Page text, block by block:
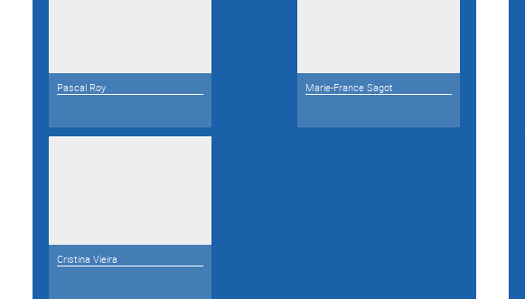
Pascal Roy Marie-France Sagot
Cristina Vieira